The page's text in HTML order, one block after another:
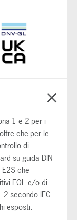
1 e 2 per i
che per le
di
su guida DIN
che
EOL e/o di
2 secondo IEC
esposti.